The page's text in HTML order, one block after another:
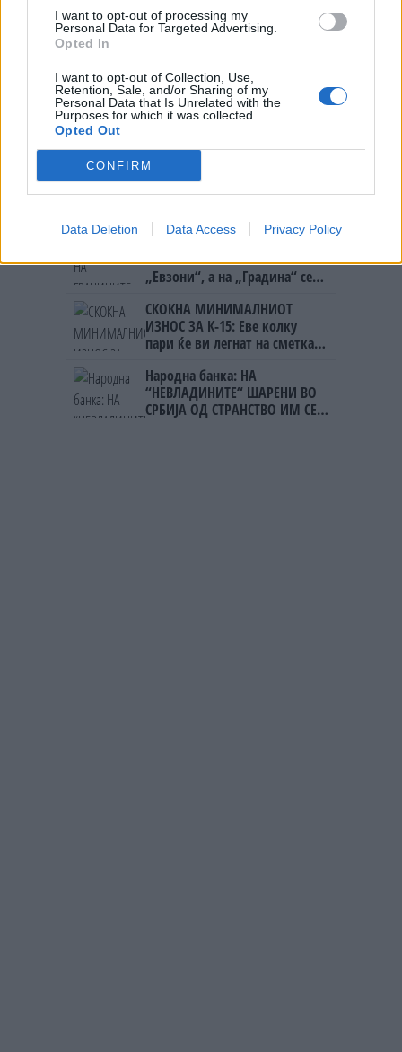
I want to opt-out of processing my
Personal Data for Targeted Advertising.
Opted In
I want to opt-out of Collection, Use,
Retention, Sale, and/or Sharing of my
Personal Data that Is Unrelated with the
Purposes for which it was collected.
Opted Out
CONFIRM
Data Deletion Data Access Privacy Policy
Мицкоски откри дека
човекот појма нема од
е пензиониран, три дена
откако му го врати пасошот
на бизнисменот Марковски
ПРЕДУПРЕДЕНИ СЕ: „Бугарија
Исчезнаа десетмина
алпинисти во лавина во
Непалец
БЕЛ ШТРАЈК НА ГРАНИЦИТЕ:
Вака не било никогаш на
„Евзони“, а на „Градина“ се
СКОКНА МИНИМАЛНИОТ
ИЗНОС ЗА К-15: Еве колку
пари ќе ви легнат на сметка
Народна банка: НА
“НЕВЛАДИНИТЕ“ ШАРЕНИ ВО
СРБИЈА ОД СТРАНСТВО ИМ СЕ